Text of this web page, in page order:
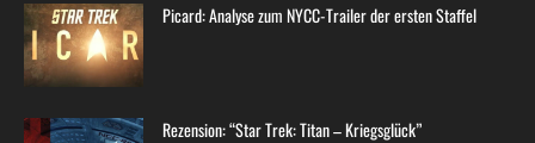
Picard: Analyse zum NYCC-Trailer der ersten Staffel
Rezension: “Star Trek: Titan – Kriegsglück”